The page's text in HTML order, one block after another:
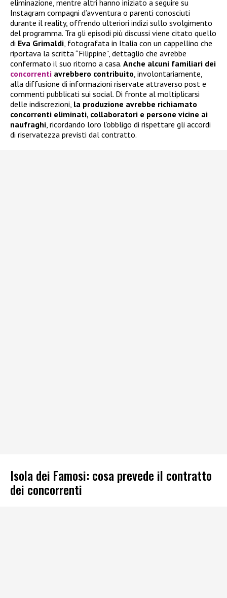
eliminazione, mentre altri hanno iniziato a seguire su
Instagram compagni d’avventura o parenti conosciuti
durante il reality, offrendo ulteriori indizi sullo svolgimento
del programma. Tra gli episodi più discussi viene citato quello
di Eva Grimaldi, fotografata in Italia con un cappellino che
riportava la scritta “Filippine”, dettaglio che avrebbe
confermato il suo ritorno a casa. Anche alcuni familiari dei
concorrenti avrebbero contribuito, involontariamente,
alla diffusione di informazioni riservate attraverso post e
commenti pubblicati sui social. Di fronte al moltiplicarsi
delle indiscrezioni, la produzione avrebbe richiamato
concorrenti eliminati, collaboratori e persone vicine ai
naufraghi, ricordando loro l’obbligo di rispettare gli accordi
di riservatezza previsti dal contratto.
Isola dei Famosi: cosa prevede il contratto
dei concorrenti